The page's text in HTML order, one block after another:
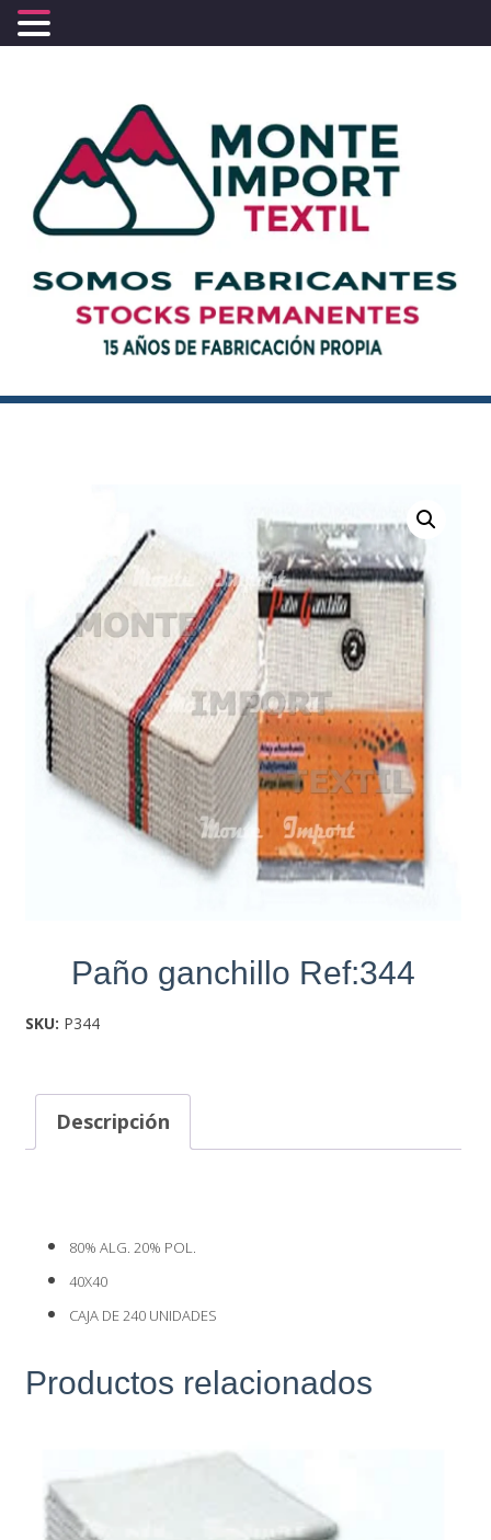
Paño ganchillo Ref:344
SKU: P344
Descripción
80% ALG. 20% POL.
40X40
CAJA DE 240 UNIDADES
Productos relacionados